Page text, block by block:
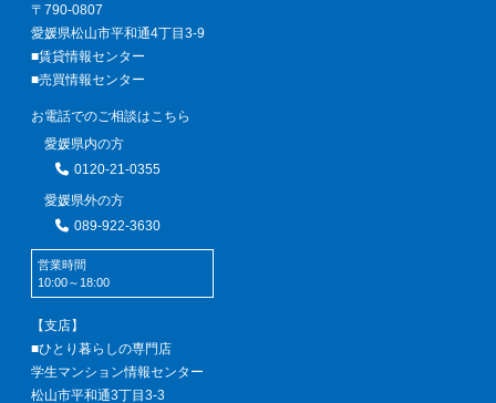
〒790-0807
愛媛県松山市平和通4丁目3-9
■賃貸情報センター
■売買情報センター
お電話でのご相談はこちら
愛媛県内の方
0120-21-0355
愛媛県外の方
089-922-3630
営業時間
10:00～18:00
【支店】
■ひとり暮らしの専門店
学生マンション情報センター
松山市平和通3丁目3-3